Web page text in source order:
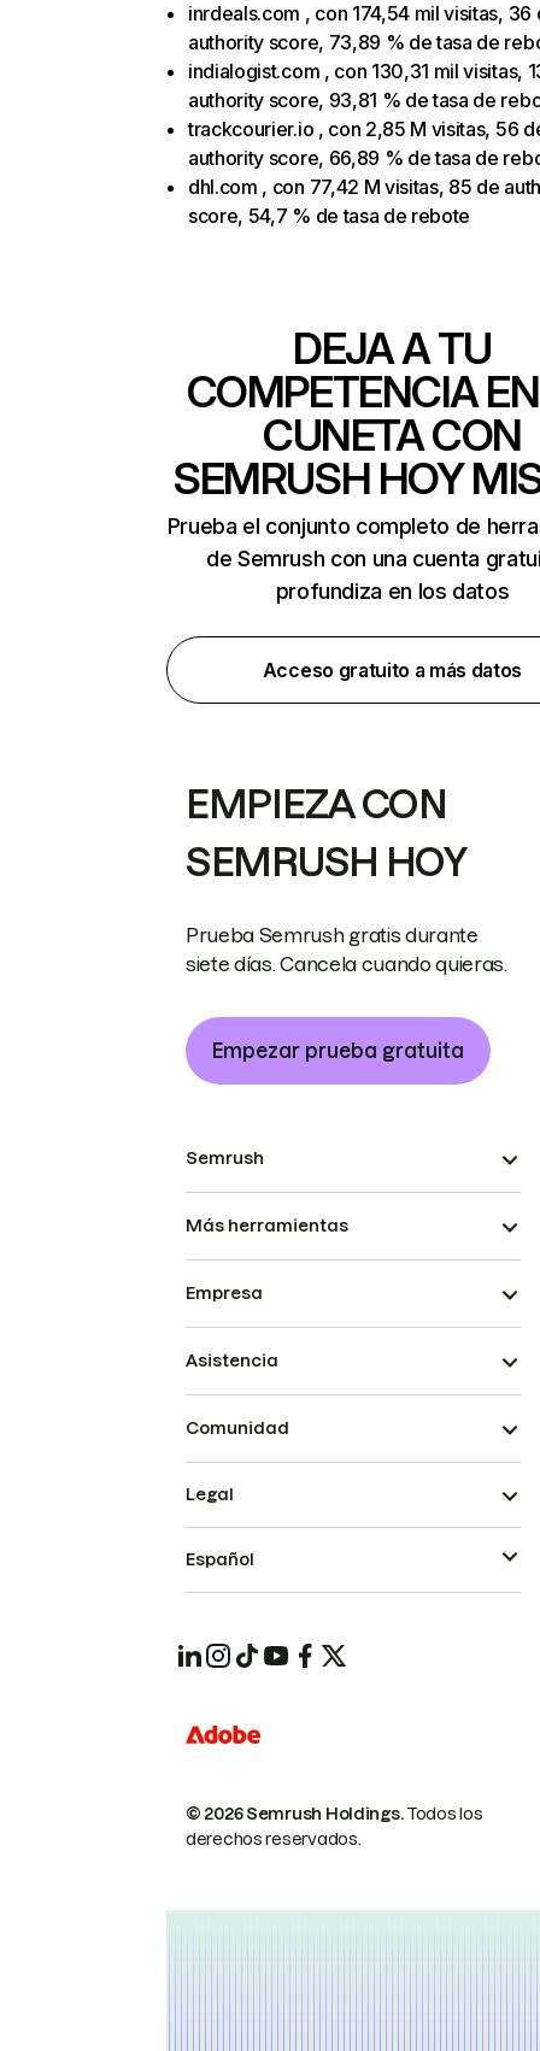
inrdeals.com , con 174,54 mil visitas, 36
authority score, 73,89 % de tasa de
indialogist.com , con 130,31 mil visitas,
authority score, 93,81 % de tasa de
trackcourier.io , con 2,85 M visitas, 56
authority score, 66,89 % de tasa de
dhl.com , con 77,42 M visitas, 85 de
score, 54,7 % de tasa de rebote
DEJA A TU
COMPETENCIA
CUNETA CON
SEMRUSH HOY
Prueba el conjunto completo de
de Semrush con una cuenta
profundiza en los datos
Acceso gratuito a más datos
EMPIEZA CON
SEMRUSH HOY
Prueba Semrush gratis durante
siete días. Cancela cuando quieras.
Empezar prueba gratuita
Semrush
Más herramientas
Empresa
Asistencia
Comunidad
© 2026 Semrush Holdings.Todos los
derechos reservados.
Legal
Español